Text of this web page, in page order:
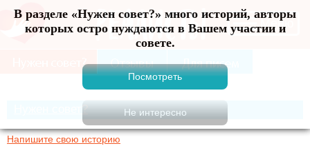
В разделе «Нужен совет?» много историй, авторы
которых остро нуждаются в Вашем участии и
совете.
Меню
Нужен совет?
Напишите свою историю